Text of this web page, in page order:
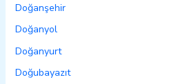
Doğanşehir
Doğanyol
Doğanyurt
Doğubayazıt